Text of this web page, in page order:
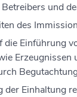
und
des
die Einführung
der Einhaltung